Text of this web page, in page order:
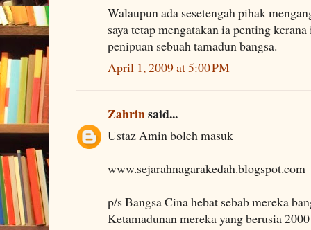
Walaupun ada sesetengah pihak
saya tetap mengatakan ia penting
penipuan sebuah tamadun bangsa.
April 1, 2009 at 5:00 PM
Zahrinsaid...
Ustaz Amin boleh masuk
www.sejarahnagarakedah.blogspot.com
p/s Bangsa Cina hebat sebab mereka
Ketamadunan mereka yang berusia